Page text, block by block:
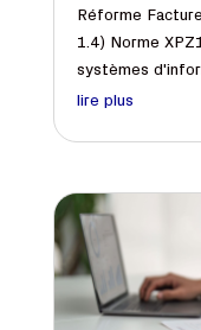
Réforme
1.4) Norme
systèmes
lire plus